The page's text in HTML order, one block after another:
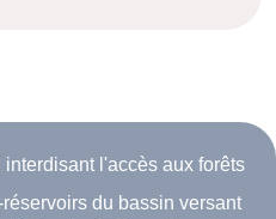
l'accès aux forêts
du bassin versant